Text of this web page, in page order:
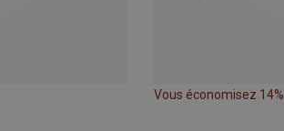
Vous économisez 14%